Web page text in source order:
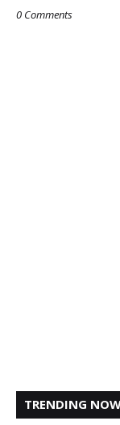
0 Comments
TRENDING